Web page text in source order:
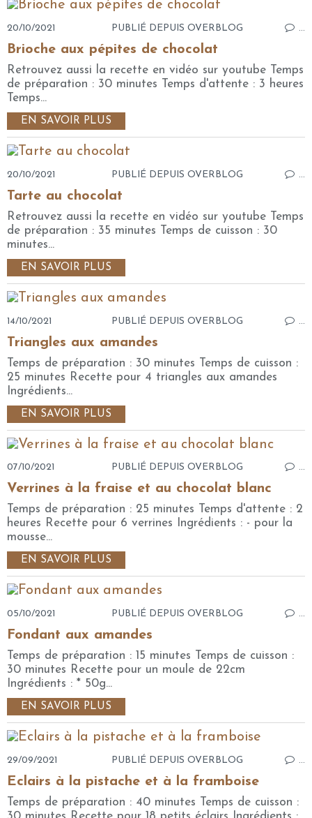
20/10/2021 PUBLIÉ DEPUIS OVERBLOG …
Brioche aux pépites de chocolat
Retrouvez aussi la recette en vidéo sur youtube Temps
de préparation : 30 minutes Temps d'attente : 3 heures
Temps...
EN SAVOIR PLUS
20/10/2021 PUBLIÉ DEPUIS OVERBLOG …
Tarte au chocolat
Retrouvez aussi la recette en vidéo sur youtube Temps
de préparation : 35 minutes Temps de cuisson : 30
minutes...
EN SAVOIR PLUS
14/10/2021 PUBLIÉ DEPUIS OVERBLOG …
Triangles aux amandes
Temps de préparation : 30 minutes Temps de cuisson :
25 minutes Recette pour 4 triangles aux amandes
Ingrédients...
EN SAVOIR PLUS
07/10/2021 PUBLIÉ DEPUIS OVERBLOG …
Verrines à la fraise et au chocolat blanc
Temps de préparation : 25 minutes Temps d'attente : 2
heures Recette pour 6 verrines Ingrédients : - pour la
mousse...
EN SAVOIR PLUS
05/10/2021 PUBLIÉ DEPUIS OVERBLOG …
Fondant aux amandes
Temps de préparation : 15 minutes Temps de cuisson :
30 minutes Recette pour un moule de 22cm
Ingrédients : * 50g...
EN SAVOIR PLUS
29/09/2021 PUBLIÉ DEPUIS OVERBLOG …
Eclairs à la pistache et à la framboise
Temps de préparation : 40 minutes Temps de cuisson :